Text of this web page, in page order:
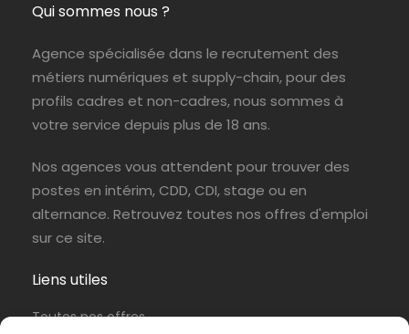
Qui sommes nous ?
Agence spécialisée dans le recrutement des
métiers numériques et supply-chain, pour des
profils cadres et non-cadres, nous sommes à
votre service depuis plus de 18 ans.
Nos agences vous attendent pour trouver des
postes en intérim, CDD, CDI, stage ou en
alternance. Retrouvez toutes nos offres d'emploi
sur ce site.
Liens utiles
Toutes nos offres